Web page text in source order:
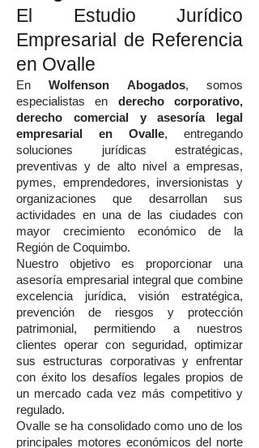
El Estudio Jurídico
Empresarial de Referencia
en Ovalle
EnWolfenson Abogados, somos
especialistas en derecho corporativo,
derecho comercial y asesoría legal
empresarial en Ovalle, entregando
soluciones jurídicas estratégicas,
preventivas y de alto nivel a empresas,
pymes, emprendedores, inversionistas y
organizaciones que desarrollan sus
actividades en una de las ciudades con
mayor crecimiento económico de la
Región de Coquimbo.
Nuestro objetivo es proporcionar una
asesoría empresarial integral que combine
excelencia jurídica, visión estratégica,
prevención de riesgos y protección
patrimonial, permitiendo a nuestros
clientes operar con seguridad, optimizar
sus estructuras corporativas y enfrentar
con éxito los desafíos legales propios de
un mercado cada vez más competitivo y
regulado.
Ovalle se ha consolidado como uno de los
principales motores económicos del norte